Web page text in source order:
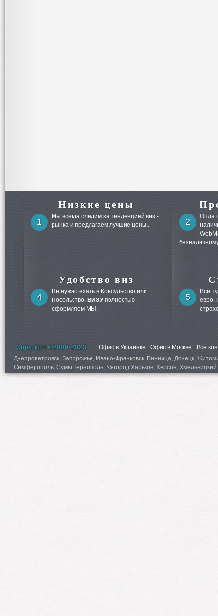
Низкие цены
1
Мы всегда следим за тенденцией виз -
рынка и предлагаем лучшие цены..
2
Удобство виз
4
Не нужно ехать в Консульство или
Посольство, ВИЗУполностью
оформляем МЫ.
5
Все
евро.
Copyright ©2009-2023 Офис в Украинке Офис в Москве
Все
Днепропетровск, Запорожье, Ивано-Франковск, Винница, Донецк,
Симферополь, Сумы,Тернополь, Ужгород Харьков, Херсон,